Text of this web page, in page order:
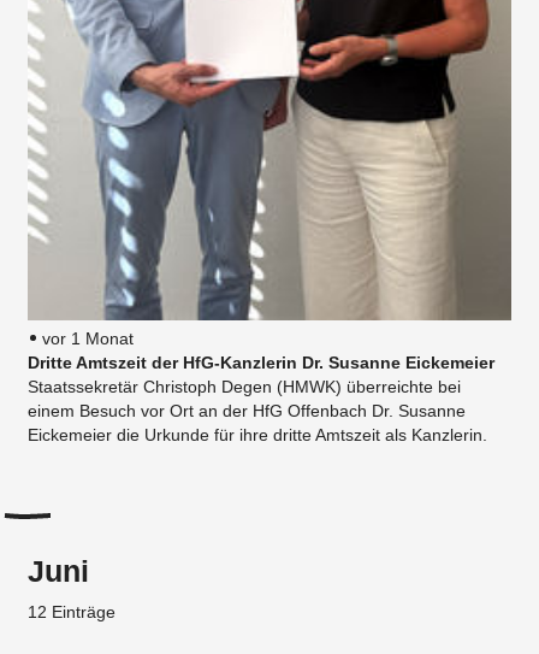
vor 1 Monat
Dritte Amtszeit der HfG-Kanzlerin Dr. Susanne Eickemeier
Staatssekretär Christoph Degen (HMWK) überreichte bei
einem Besuch vor Ort an der HfG Offenbach Dr. Susanne
Eickemeier die Urkunde für ihre dritte Amtszeit als Kanzlerin.
Juni
12 Einträge